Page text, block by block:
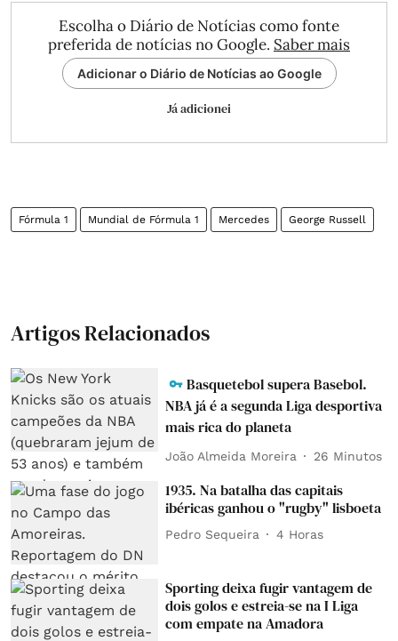
Escolha o Diário de Notícias como fonte
preferida de notícias no Google. Saber mais
Adicionar o Diário de Notícias ao Google
Já adicionei
Fórmula 1 Mundial de Fórmula 1 Mercedes George Russell
Artigos Relacionados
Basquetebol supera Basebol.
NBA já é a segunda Liga desportiva
mais rica do planeta
João Almeida Moreira 26 Minutos
1935. Na batalha das capitais
ibéricas ganhou o "rugby" lisboeta
Pedro Sequeira 4 Horas
Sporting deixa fugir vantagem de
dois golos e estreia-se na I Liga
com empate na Amadora